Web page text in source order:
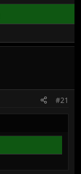
#21